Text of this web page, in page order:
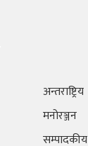
अन्तराष्ट्रिय
मनोरञ्जन
सम्पादकीय